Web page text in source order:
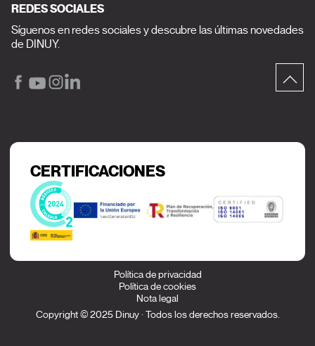
REDES SOCIALES
Síguenos en redes sociales y descubre las últimas novedades
de DINUY.
CERTIFICACIONES
Política de privacidad
Política de cookies
Nota legal
Copyright © 2025 Dinuy · Todos los derechos reservados.